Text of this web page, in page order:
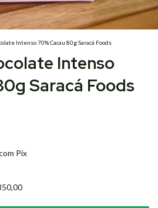
Intenso 70% Cacau 80g Saracá Foods
Intenso
Saracá Foods
Pix